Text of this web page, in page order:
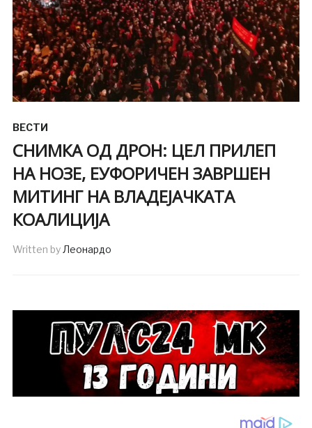
ВЕСТИ
СНИМКА ОД ДРОН: ЦЕЛ ПРИЛЕП
НА НОЗЕ, ЕУФОРИЧЕН ЗАВРШЕН
МИТИНГ НА ВЛАДЕЈАЧКАТА
КОАЛИЦИЈА
Written byЛеонардо